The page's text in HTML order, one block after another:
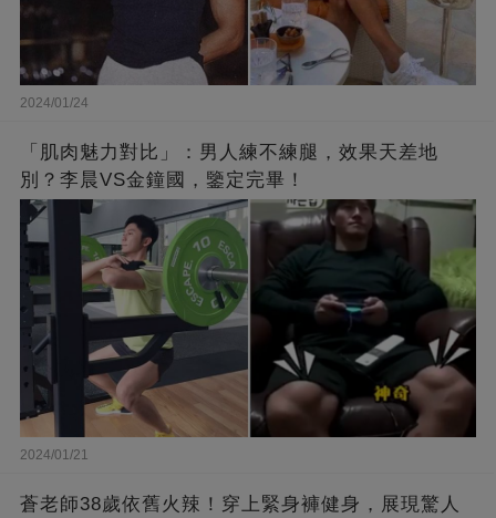
2024/01/24
「肌肉魅力對比」：男人練不練腿，效果天差地
別？李晨VS金鐘國，鑒定完畢！
2024/01/21
蒼老師38歲依舊火辣！穿上緊身褲健身，展現驚人